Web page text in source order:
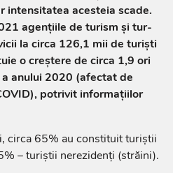
intensitatea acesteia scade.
agențiile de turism şi tur-
la circa 126,1 mii de turiști
o creștere de circa 1,9 ori
anului 2020 (afectat de
potrivit informațiilor
circa 65% au constituit turiștii
– turiștii nerezidenți (străini).